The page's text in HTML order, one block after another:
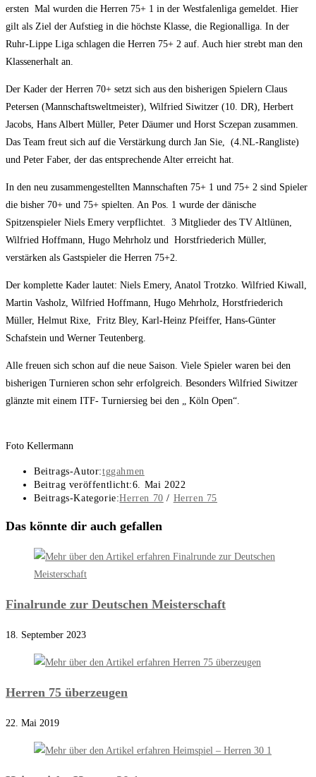
ersten Mal wurden die Herren 75+ 1 in der Westfalenliga gemeldet. Hier
gilt als Ziel der Aufstieg in die höchste Klasse, die Regionalliga. In der
Ruhr-Lippe Liga schlagen die Herren 75+ 2 auf. Auch hier strebt man den
Klassenerhalt an.
Der Kader der Herren 70+ setzt sich aus den bisherigen Spielern Claus
Petersen (Mannschaftsweltmeister), Wilfried Siwitzer (10. DR), Herbert
Jacobs, Hans Albert Müller, Peter Däumer und Horst Sczepan zusammen.
Das Team freut sich auf die Verstärkung durch Jan Sie, (4.NL-Rangliste)
und Peter Faber, der das entsprechende Alter erreicht hat.
In den neu zusammengestellten Mannschaften 75+ 1 und 75+ 2 sind Spieler
die bisher 70+ und 75+ spielten. An Pos. 1 wurde der dänische
Spitzenspieler Niels Emery verpflichtet. 3 Mitglieder des TV Altlünen,
Wilfried Hoffmann, Hugo Mehrholz und Horstfriederich Müller,
verstärken als Gastspieler die Herren 75+2.
Der komplette Kader lautet: Niels Emery, Anatol Trotzko. Wilfried Kiwall,
Martin Vasholz, Wilfried Hoffmann, Hugo Mehrholz, Horstfriederich
Müller, Helmut Rixe, Fritz Bley, Karl-Heinz Pfeiffer, Hans-Günter
Schafstein und Werner Teutenberg.
Alle freuen sich schon auf die neue Saison. Viele Spieler waren bei den
bisherigen Turnieren schon sehr erfolgreich. Besonders Wilfried Siwitzer
glänzte mit einem ITF- Turniersieg bei den „ Köln Open“.
Foto Kellermann
Beitrags-Autor:tggahmen
Beitrag veröffentlicht:6. Mai 2022
Beitrags-Kategorie:Herren 70 / Herren 75
Das könnte dir auch gefallen
Finalrunde zur Deutschen Meisterschaft
18. September 2023
Herren 75 überzeugen
22. Mai 2019